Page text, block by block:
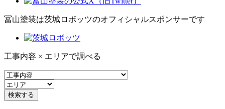
冨山塗装は茨城ロボッツのオフィシャルスポンサーです
工事内容 × エリアで調べる